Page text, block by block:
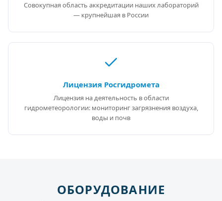
Совокупная область аккредитации наших лабораторий
— крупнейшая в России
Лицензия Росгидромета
Лицензия на деятельность в области
гидрометеорологии: мониторинг загрязнения воздуха,
воды и почв
ОБОРУДОВАНИЕ